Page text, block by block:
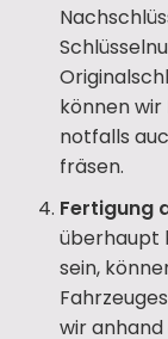
können wir
notfalls
fräsen.
Fertigung
überhaupt
sein,
wir anhand